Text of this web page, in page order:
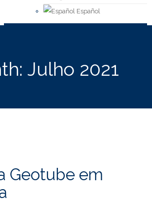
Español
Julho 2021
Geotube em